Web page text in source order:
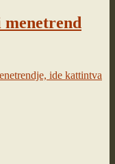
menetrend
ide kattintva